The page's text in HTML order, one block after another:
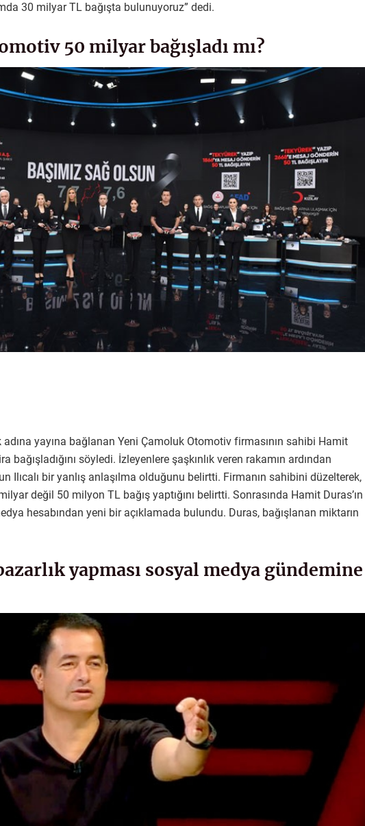
30 milyar TL bağışta bulunuyoruz” dedi.
50 milyar bağışladı mı?
adına yayına bağlanan Yeni Çamoluk Otomotiv firmasının sahibi Hamit
bağışladığını söyledi. İzleyenlere şaşkınlık veren rakamın ardından
Ilıcalı bir yanlış anlaşılma olduğunu belirtti. Firmanın sahibini düzelterek,
değil 50 milyon TL bağış yaptığını belirtti. Sonrasında Hamit Duras’ın
hesabından yeni bir açıklamada bulundu. Duras, bağışlanan miktarın
yapması sosyal medya gündemine